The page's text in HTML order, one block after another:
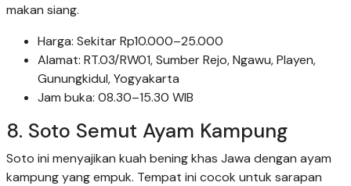
makan siang.
Harga: Sekitar Rp10.000–25.000
Alamat: RT.03/RW01, Sumber Rejo, Ngawu, Playen,
Gunungkidul, Yogyakarta
Jam buka: 08.30–15.30 WIB
8. Soto Semut Ayam Kampung
Soto ini menyajikan kuah bening khas Jawa dengan ayam
kampung yang empuk. Tempat ini cocok untuk sarapan